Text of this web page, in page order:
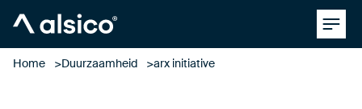
Home Duurzaamheid arx initiative